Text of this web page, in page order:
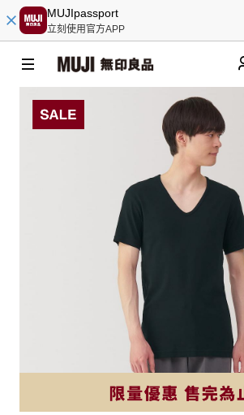
MUJIpassport
立刻使用官方APP